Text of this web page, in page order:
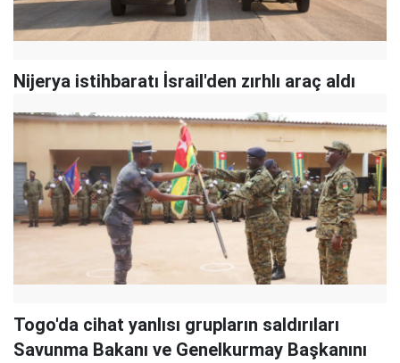
Nijerya istihbaratı İsrail'den zırhlı araç aldı
Togo'da cihat yanlısı grupların saldırıları
Savunma Bakanı ve Genelkurmay Başkanını